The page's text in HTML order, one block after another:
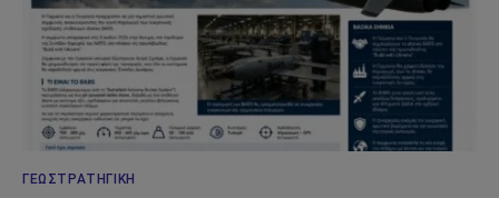
ΓΕΩΣΤΡΑΤΗΓΙΚΉ